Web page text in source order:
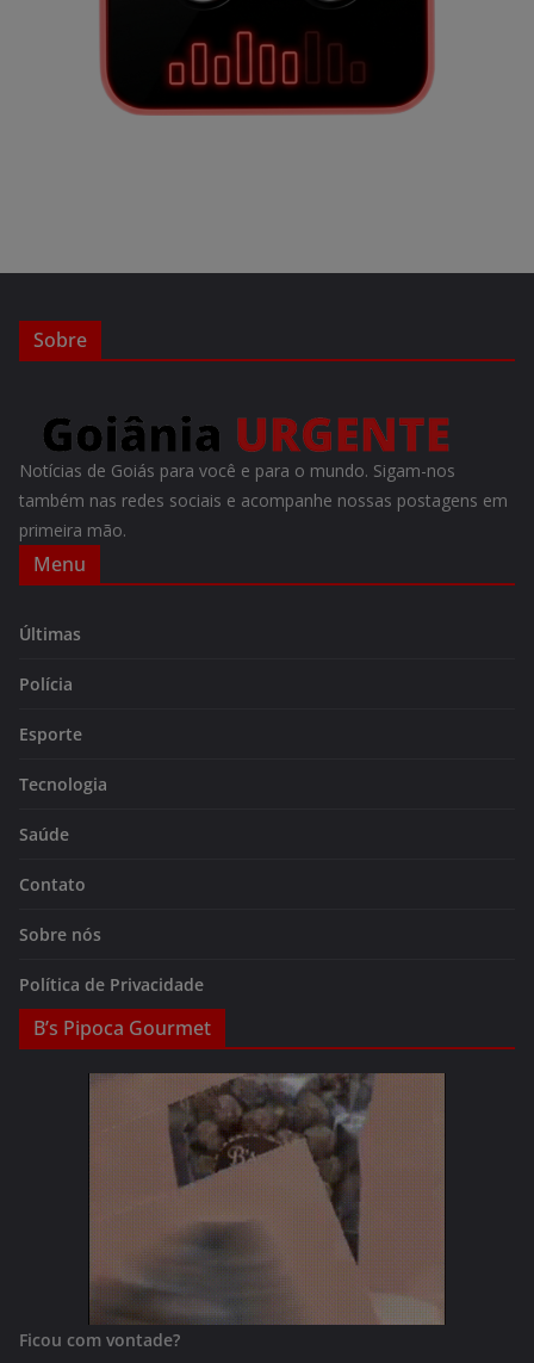
Sobre
Notícias de Goiás para você e para o mundo. Sigam-nos
também nas redes sociais e acompanhe nossas postagens em
primeira mão.
Menu
Últimas
Polícia
Esporte
Tecnologia
Saúde
Contato
Sobre nós
Política de Privacidade
B’s Pipoca Gourmet
Ficou com vontade?